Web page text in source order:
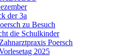
der 3a
zu Besuch
die Schulkinder
Poersch
2025